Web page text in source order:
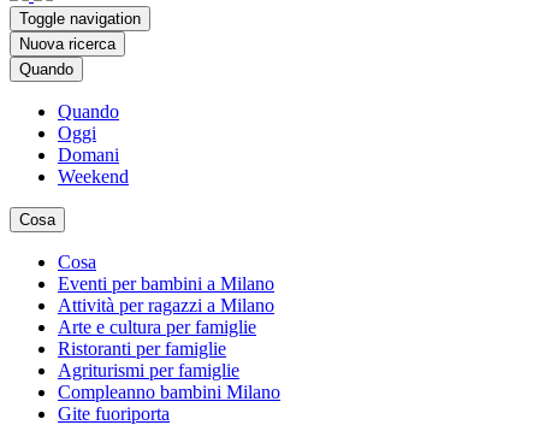
Toggle navigation
Nuova ricerca
Quando
Quando
Oggi
Domani
Weekend
Cosa
Cosa
Eventi per bambini a Milano
Attività per ragazzi a Milano
Arte e cultura per famiglie
Ristoranti per famiglie
Agriturismi per famiglie
Compleanno bambini Milano
Gite fuoriporta